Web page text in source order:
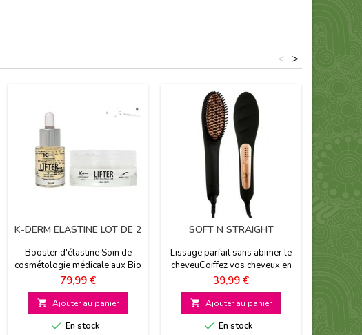
>
<
K-DERM ELASTINE LOT DE 2
Booster d'élastine Soin de
cosmétologie médicale aux Bio
Peptides Efficacité prouvée
Convient à tout type de peau
Sans paraben
Prix
79,99 €
 Ajouter au panier
 En stock
SOFT N STRAIGHT
Lissage parfait sans abimer le
cheveuCoiffez vos cheveux en
un seul geste4 choix de
température
Prix
39,99 €
 Ajouter au panier
 En stock